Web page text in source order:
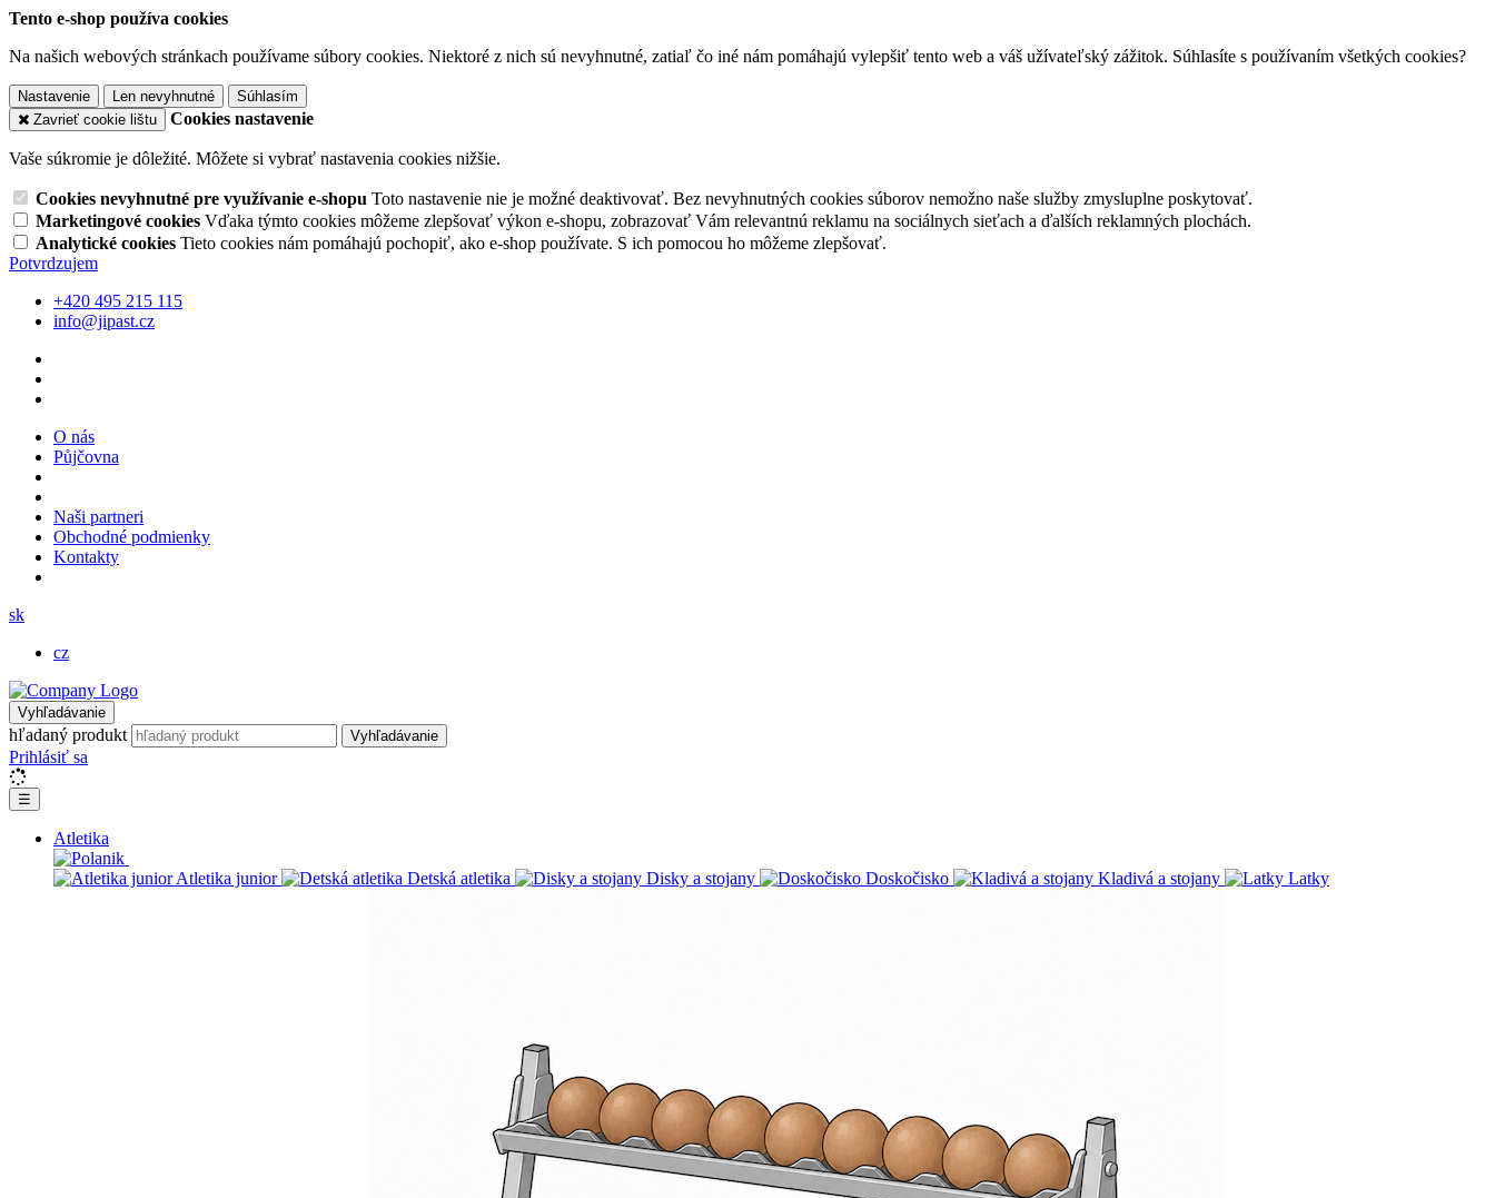
Tento e-shop používa cookies
Na našich webových stránkach používame súbory cookies. Niektoré z nich sú nevyhnutné, zatiaľ čo iné nám pomáhajú vylepšiť tento web a váš užívateľský zážitok. Súhlasíte s používaním všetkých cookies?
Nastavenie Len nevyhnutné
Súhlasím
Zavrieť cookie lištu
Cookies nastavenie
Vaše súkromie je dôležité. Môžete si vybrať nastavenia cookies nižšie.
Cookies nevyhnutné pre využívanie e-shopu Toto nastavenie nie je možné deaktivovať. Bez nevyhnutných cookies súborov nemožno naše služby zmysluplne poskytovať.
Marketingové cookies Vďaka týmto cookies môžeme zlepšovať výkon e-shopu, zobrazovať Vám relevantnú reklamu na sociálnych sieťach a ďalších reklamných plochách.
Analytické cookies Tieto cookies nám pomáhajú pochopiť, ako e-shop používate. S ich pomocou ho môžeme zlepšovať.
Potvrdzujem
+420 495 215 115
info@jipast.cz
O nás
Půjčovna
Naši partneri
Obchodné podmienky
Kontakty
sk
cz
Vyhľadávanie
hľadaný produkt Vyhľadávanie
Prihlásiť sa
☰
Atletika
Atletika junior Detská atletika Disky a stojany Doskočisko Kladivá a stojany Latky